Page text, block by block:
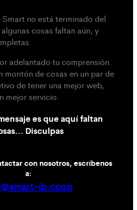
Smart no está terminado del
cosas faltan aún, y
adelantado tu comprensión.
montón de cosas en un par de
de tener una mejor web,
mejor servicio.
es que aquí faltan
Disculpas
con nosotros, escríbenos
a:
ib.coop